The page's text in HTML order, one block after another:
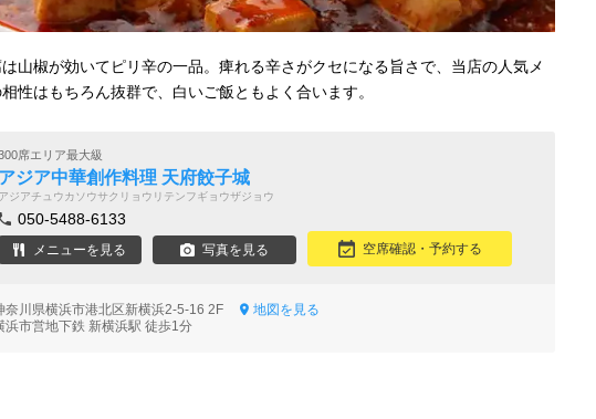
山椒が効いてピリ辛の一品。痺れる辛さがクセになる旨さで、当店の人気メ
性はもちろん抜群で、白いご飯ともよく合います。
席エリア最大級
アジア中華創作料理 天府餃子城
アジアチュウカソウサクリョウリテンフギョウザジョウ
050-5488-6133
メニューを見る 写真を見る 空席確認・予約する
奈川県横浜市港北区新横浜2-5-16 2F
地図を見る
浜市営地下鉄 新横浜駅 徒歩1分